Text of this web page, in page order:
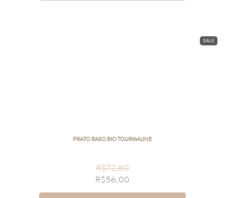
SALE
PRATO RASO BIO TOURMALINE
R$72,80
R$56,00